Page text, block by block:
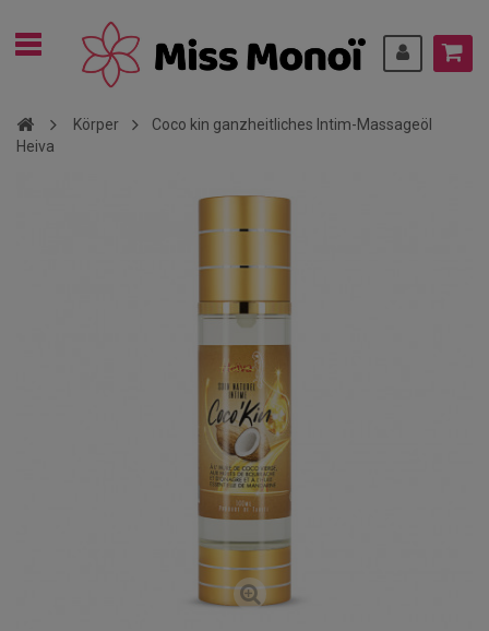
Körper
Coco kin ganzheitliches Intim-Massageöl
Heiva